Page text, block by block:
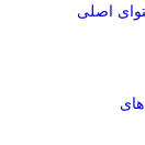
اصلی